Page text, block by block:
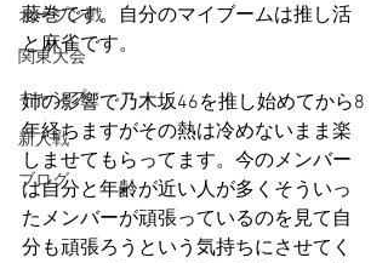
オープン戦
関東大会
キャンプ
新人戦
ブログ
藤巻です。自分のマイブームは推し活
と麻雀です。
姉の影響で乃木坂46を推し始めてから8
年経ちますがその熱は冷めないまま楽
しませてもらってます。今のメンバー
は自分と年齢が近い人が多くそういっ
たメンバーが頑張っているのを見て自
分も頑張ろうという気持ちにさせてく